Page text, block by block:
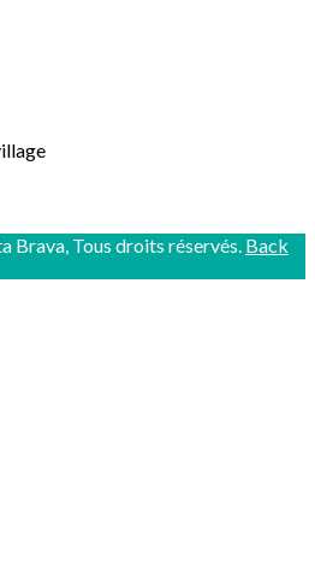
Brava, Tous droits réservés. Back